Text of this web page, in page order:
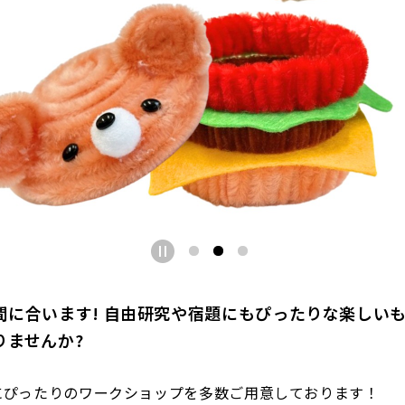
合います! 自由研究や宿題にもぴったりな楽しい
ませんか?
ったりのワークショップを多数ご用意しております！